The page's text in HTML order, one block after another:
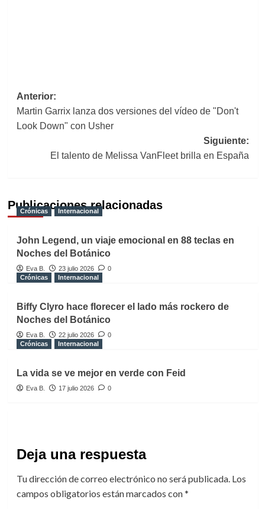
Navegación
de
Anterior:
Martin Garrix lanza dos versiones del vídeo de "Don't
Look Down" con Usher
Siguiente:
El talento de Melissa VanFleet brilla en España
Publicaciones relacionadas
Crónicas Internacional
John Legend, un viaje emocional en 88 teclas en
Noches del Botánico
Eva B. 23 julio 2026
0
Crónicas
Internacional
Biffy Clyro hace florecer el lado más rockero de
Noches del Botánico
Eva B. 22 julio 2026
0
Crónicas
Internacional
La vida se ve mejor en verde con Feid
Eva B. 17 julio 2026 0
Deja una respuesta
Tu dirección de correo electrónico no será publicada. Los
campos obligatorios están marcados con*